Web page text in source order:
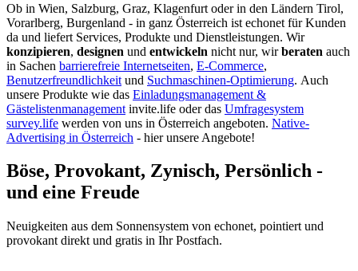
Ob in Wien, Salzburg, Graz, Klagenfurt oder in den Ländern Tirol,
Vorarlberg, Burgenland - in ganz Österreich ist echonet für Kunden
da und liefert Services, Produkte und Dienstleistungen. Wir
konzipieren, designen und entwickeln nicht nur, wirberaten auch
in Sachen barrierefreie Internetseiten, E-Commerce,
Benutzerfreundlichkeit und Suchmaschinen-Optimierung. Auch
unsere Produkte wie das Einladungsmanagement &
Gästelistenmanagement invite.life oder das Umfragesystem
survey.life werden von uns in Österreich angeboten. Native-
Advertising in Österreich - hier unsere Angebote!
Böse, Provokant, Zynisch, Persönlich -
und eine Freude
Neuigkeiten aus dem Sonnensystem von echonet, pointiert und
provokant direkt und gratis in Ihr Postfach.